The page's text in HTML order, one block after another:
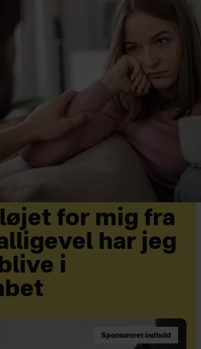
for mig fra
har jeg
i
Sponsoreret indhold